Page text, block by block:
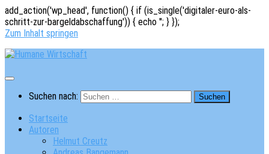
add_action('wp_head', function() { if (is_single('digitaler-euro-als-
schritt-zur-bargeldabschaffung')) { echo ''; } });
Zum Inhalt springen
Suchen nach:
Startseite
Autoren
Helmut Creutz